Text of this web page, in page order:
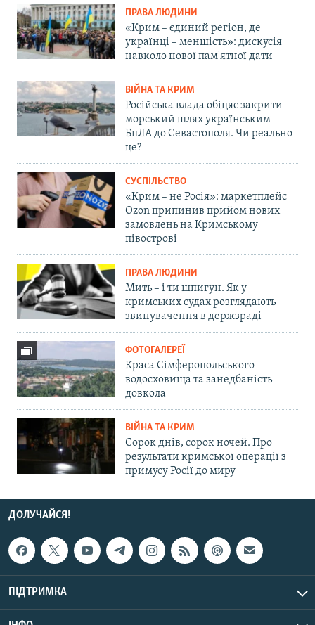
ПРАВА ЛЮДИНИ
«Крим – єдиний регіон, де
українці – меншість»: дискусія
навколо нової пам'ятної дати
ВІЙНА ТА КРИМ
Російська влада обіцяє закрити
морський шлях українським
БпЛА до Севастополя. Чи реально
це?
СУСПІЛЬСТВО
«Крим – не Росія»: маркетплейс
Ozon припинив прийом нових
замовлень на Кримському
півострові
ПРАВА ЛЮДИНИ
Мить – і ти шпигун. Як у
кримських судах розглядають
звинувачення в держзраді
ФОТОГАЛЕРЕЇ
Краса Сімферопольського
водосховища та занедбаність
довкола
ВІЙНА ТА КРИМ
Сорок днів, сорок ночей. Про
результати кримської операції з
примусу Росії до миру
ДОЛУЧАЙСЯ!
ПІДТРИМКА